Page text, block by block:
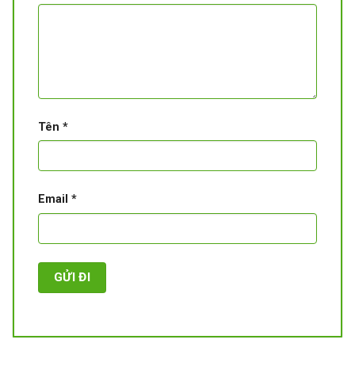
Tên *
Email *